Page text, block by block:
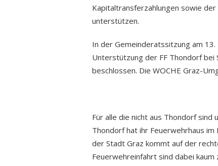
Kapitaltransferzahlungen sowie
unterstützen.
In der Gemeinderatssitzung am
Unterstützung der FF Thondorf bei
beschlossen. Die WOCHE Graz-
Für alle die nicht aus Thondorf sind
Thondorf hat ihr Feuerwehrhaus
der Stadt Graz kommt auf der
Feuerwehreinfahrt sind dabei